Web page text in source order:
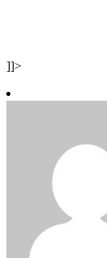
]]>